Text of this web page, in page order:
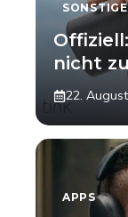
nicht
22.
APPS